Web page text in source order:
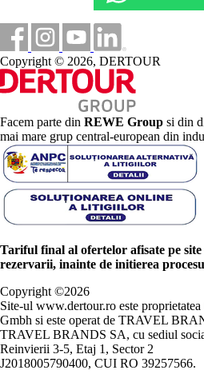
Copyright © 2026, DERTOUR
Facem parte din REWE Group si din
mai mare grup central-european din
Tariful final al ofertelor afisate pe site
rezervarii, inainte de initierea
Copyright ©2026
Site-ul www.dertour.ro este
Gmbh si este operat de TRAVEL
TRAVEL BRANDS SA, cu sediul
Reinvierii 3-5, Etaj 1, Sector 2
J2018005790400, CUI RO 39257566.